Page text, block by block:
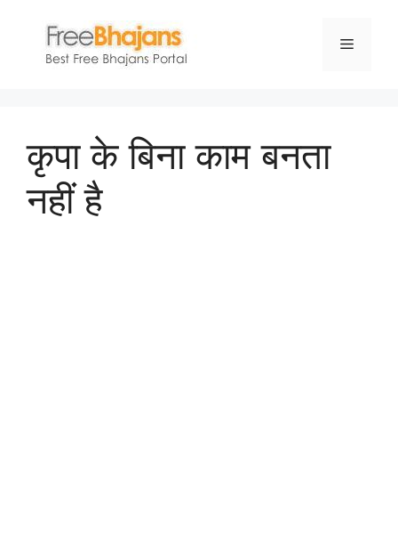
content
Menu
कृपा के बिना काम बनता
नहीं है